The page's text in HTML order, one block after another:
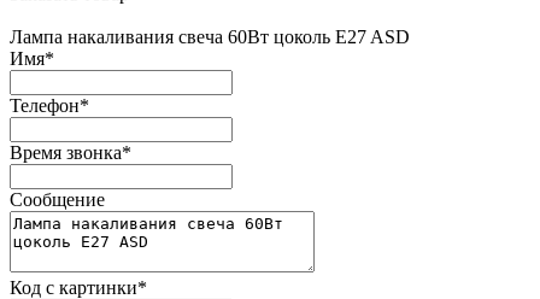
Лампа накаливания свеча 60Вт цоколь E27 ASD
Имя*
Телефон*
Время звонка*
Сообщение
Код с картинки*